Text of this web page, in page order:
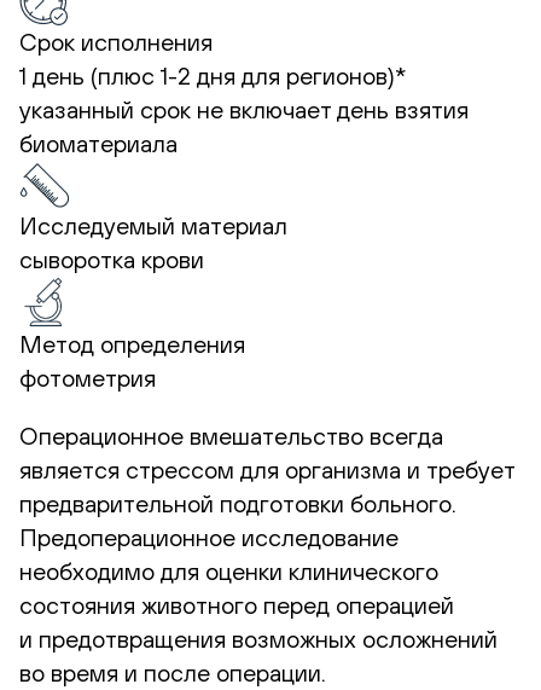
Срок исполнения
1 день (плюс 1-2 дня для регионов)*
указанный срок не включает день взятия
биоматериала
Исследуемый материал
сыворотка крови
Метод определения
фотометрия
Операционное вмешательство всегда
является стрессом для организма и требует
предварительной подготовки больного.
Предоперационное исследование
необходимо для оценки клинического
состояния животного перед операцией
и предотвращения возможных осложнений
во время и после операции.